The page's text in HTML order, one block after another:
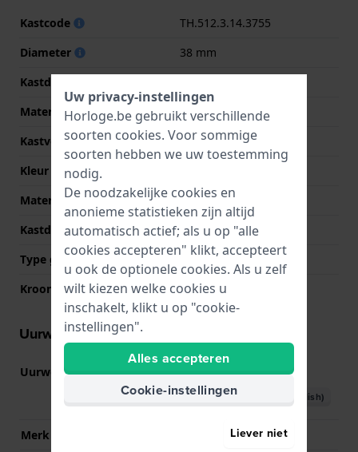
Kastcode
TH.512.3.14.3755
Diameter
38 mm
Kastdikte
Materiaal
Roestvrij staal
Kastvorm
Rond
Kleur kast
Materiaal kastdeksel
Roestvrij staal
Kastdeksel
Klikkast
Type glas
Mineraal
Kroon
Trek kroon
Uurwerk informatie
Uurwerk nr. VX3J(Bekijk specificaties)
Download handboek (English)
Merk uurwerk
Seiko Instruments Inc.
Uw privacy-instellingen
Horloge.be gebruikt verschillende
soorten cookies. Voor sommige
soorten hebben we uw toestemming
nodig.
De noodzakelijke cookies en
anonieme statistieken zijn altijd
automatisch actief; als u op "alle
cookies accepteren" klikt, accepteert
u ook de optionele cookies. Als u zelf
wilt kiezen welke cookies u
inschakelt, klikt u op "cookie-
instellingen".
Alles accepteren
Cookie-instellingen
Liever niet